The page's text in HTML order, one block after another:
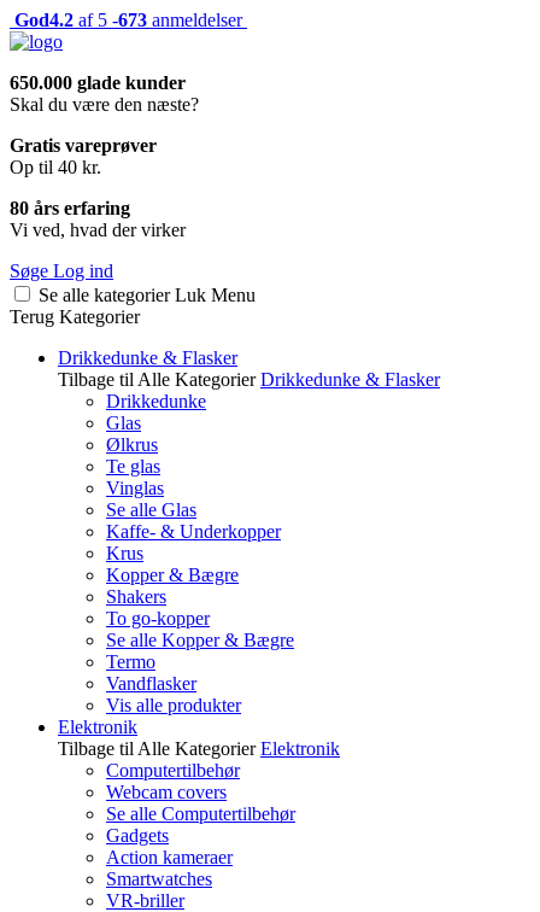
God4.2 af 5 -673 anmeldelser
650.000 glade kunder
Skal du være den næste?
Gratis vareprøver
Op til 40 kr.
80 års erfaring
Vi ved, hvad der virker
Søge Log ind
Se alle kategorier Luk Menu
Terug Kategorier
Drikkedunke & Flasker
Tilbage til Alle Kategorier Drikkedunke & Flasker
Drikkedunke
Glas
Ølkrus
Te glas
Vinglas
Se alle Glas
Kaffe- & Underkopper
Krus
Kopper & Bægre
Shakers
To go-kopper
Se alle Kopper & Bægre
Termo
Vandflasker
Vis alle produkter
Elektronik
Tilbage til Alle Kategorier Elektronik
Computertilbehør
Webcam covers
Se alle Computertilbehør
Gadgets
Action kameraer
Smartwatches
VR-briller